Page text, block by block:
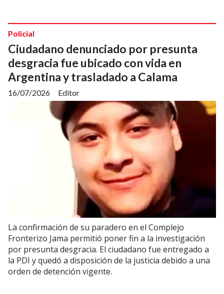
Ciudadano denunciado por presunta
desgracia fue ubicado con vida en
Argentina y trasladado a Calama
Editor
Policial
16/07/2026
La confirmación de su paradero en el Complejo
Fronterizo Jama permitió poner fin a la investigación
por presunta desgracia. El ciudadano fue entregado a
la PDI y quedó a disposición de la justicia debido a una
orden de detención vigente.